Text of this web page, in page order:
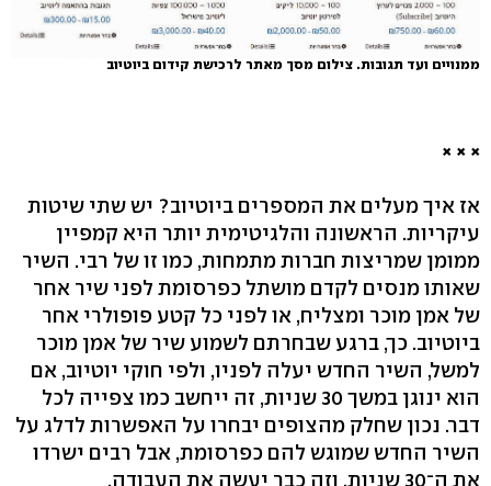
ממנויים ועד תגובות. צילום מסך מאתר לרכישת קידום ביוטיוב
×
×
×
אז איך מעלים את המספרים ביוטיוב? יש שתי שיטות
עיקריות. הראשונה והלגיטימית יותר היא קמפיין
ממומן שמריצות חברות מתמחות, כמו זו של רבי. השיר
שאותו מנסים לקדם מושתל כפרסומת לפני שיר אחר
של אמן מוכר ומצליח, או לפני כל קטע פופולרי אחר
ביוטיוב. כך, ברגע שבחרתם לשמוע שיר של אמן מוכר
למשל, השיר החדש יעלה לפניו, ולפי חוקי יוטיוב, אם
הוא ינוגן במשך 30 שניות, זה ייחשב כמו צפייה לכל
דבר. נכון שחלק מהצופים יבחרו על האפשרות לדלג על
השיר החדש שמוגש להם כפרסומת, אבל רבים ישרדו
את ה־30 שניות, וזה כבר יעשה את העבודה.